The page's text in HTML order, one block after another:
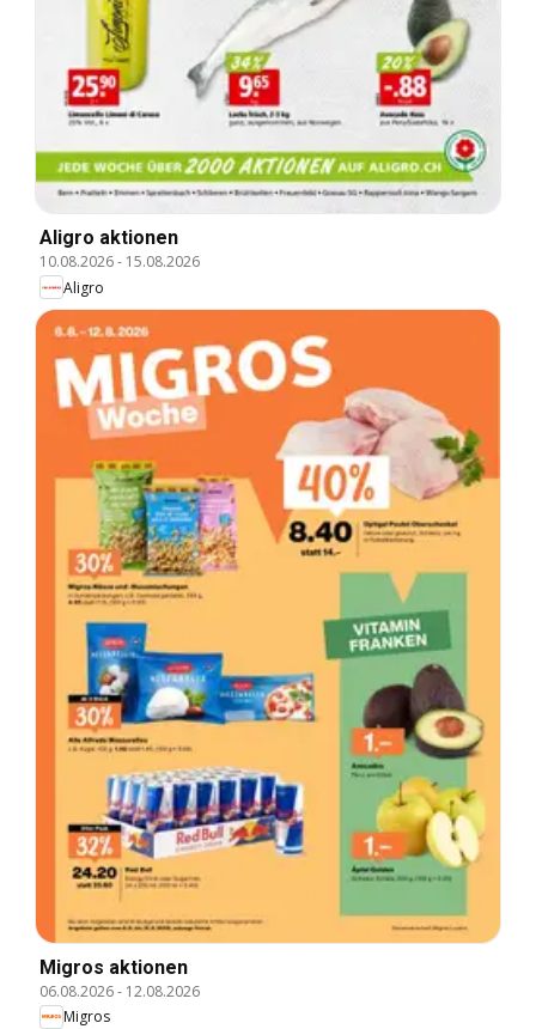
Aligro aktionen
10.08.2026- 15.08.2026
Aligro
Migros aktionen
06.08.2026- 12.08.2026
Migros